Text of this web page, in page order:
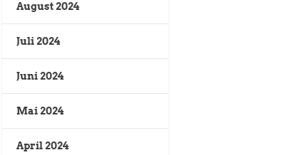
August 2024
Juli 2024
Juni 2024
Mai 2024
April 2024